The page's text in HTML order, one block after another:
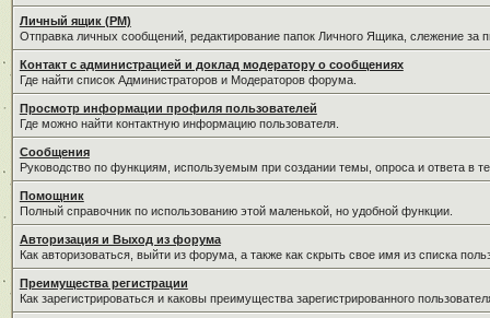
Личный ящик (PM)
Отправка личных сообщений, редактирование папок Личного Ящика, слежение
Контакт с администрацией и доклад модератору о сообщениях
Где найти список Администраторов и Модераторов форума.
Просмотр информации профиля пользователей
Где можно найти контактную информацию пользователя.
Сообщения
Руководство по функциям, используемым при создании темы, опроса и ответа в
Помощник
Полный справочник по использованию этой маленькой, но удобной функции.
Авторизация и Выход из форума
Как авторизоваться, выйти из форума, а также как скрыть свое имя из списка
Преимущества регистрации
Как зарегистрироваться и каковы преимущества зарегистрированного